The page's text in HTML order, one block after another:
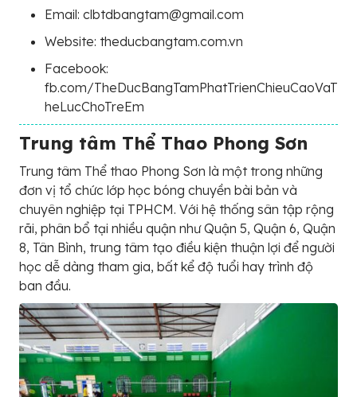
Email: clbtdbangtam@gmail.com
Website: theducbangtam.com.vn
Facebook:
fb.com/TheDucBangTamPhatTrienChieuCaoVaT
heLucChoTreEm
Trung tâm Thể Thao Phong Sơn
Trung tâm Thể thao Phong Sơn là một trong những
đơn vị tổ chức lớp học bóng chuyền bài bản và
chuyên nghiệp tại TPHCM. Với hệ thống sân tập rộng
rãi, phân bổ tại nhiều quận như Quận 5, Quận 6, Quận
8, Tân Bình, trung tâm tạo điều kiện thuận lợi để người
học dễ dàng tham gia, bất kể độ tuổi hay trình độ
ban đầu.